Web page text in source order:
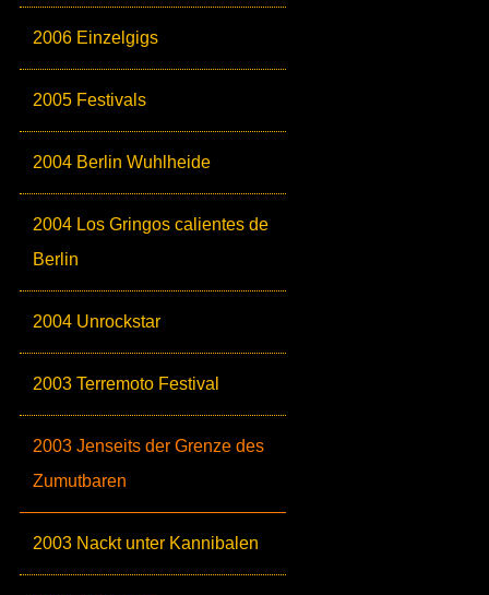
2006 Einzelgigs
2005 Festivals
2004 Berlin Wuhlheide
2004 Los Gringos calientes de
Berlin
2004 Unrockstar
2003 Terremoto Festival
2003 Jenseits der Grenze des
Zumutbaren
2003 Nackt unter Kannibalen